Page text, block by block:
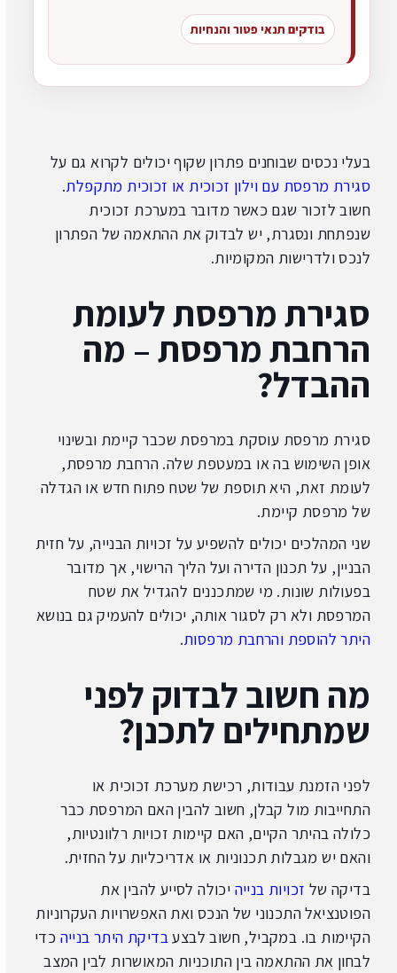
בודקים תנאי פטור והנחיות
בעלי נכסים שבוחנים פתרון שקוף יכולים לקרוא גם על
סגירת מרפסת עם וילון זכוכית או זכוכית מתקפלת.
חשוב לזכור שגם כאשר מדובר במערכת זכוכית
שנפתחת ונסגרת, יש לבדוק את ההתאמה של הפתרון
לנכס ולדרישות המקומיות.
סגירת מרפסת לעומת
הרחבת מרפסת – מה
ההבדל?
סגירת מרפסת עוסקת במרפסת שכבר קיימת ובשינוי
אופן השימוש בה או במעטפת שלה. הרחבת מרפסת,
לעומת זאת, היא תוספת של שטח פתוח חדש או הגדלה
של מרפסת קיימת.
שני המהלכים יכולים להשפיע על זכויות הבנייה, על חזית
הבניין, על תכנון הדירה ועל הליך הרישוי, אך מדובר
בפעולות שונות. מי שמתכננים להגדיל את שטח
המרפסת ולא רק לסגור אותה, יכולים להעמיק גם בנושא
היתר להוספת והרחבת מרפסות.
מה חשוב לבדוק לפני
שמתחילים לתכנן?
לפני הזמנת עבודות, רכישת מערכת זכוכית או
התחייבות מול קבלן, חשוב להבין האם המרפסת כבר
כלולה בהיתר הקיים, האם קיימות זכויות רלוונטיות,
והאם יש מגבלות תכנוניות או אדריכליות על החזית.
בדיקה של זכויות בנייה יכולה לסייע להבין את
הפוטנציאל התכנוני של הנכס ואת האפשרויות העקרוניות
הקיימות בו. במקביל, חשוב לבצעבדיקת היתר בנייה כדי
לבחון את ההתאמה בין התוכניות המאושרות לבין המצב